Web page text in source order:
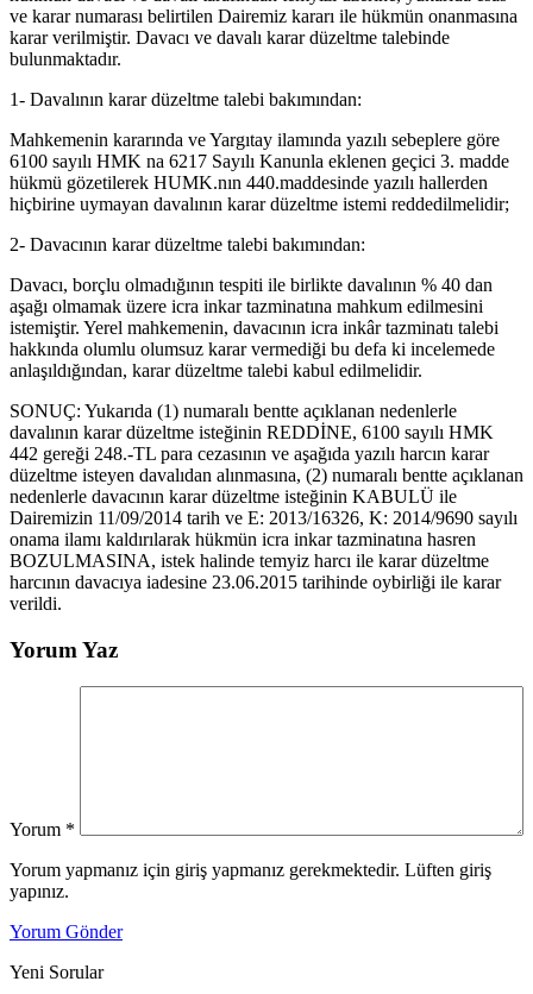
ve karar numarası belirtilen Dairemiz kararı ile hükmün onanmasına
karar verilmiştir. Davacı ve davalı karar düzeltme talebinde
bulunmaktadır.
1- Davalının karar düzeltme talebi bakımından:
Mahkemenin kararında ve Yargıtay ilamında yazılı sebeplere göre
6100 sayılı HMK na 6217 Sayılı Kanunla eklenen geçici 3. madde
hükmü gözetilerek HUMK.nın 440.maddesinde yazılı hallerden
hiçbirine uymayan davalının karar düzeltme istemi reddedilmelidir;
2- Davacının karar düzeltme talebi bakımından:
Davacı, borçlu olmadığının tespiti ile birlikte davalının % 40 dan
aşağı olmamak üzere icra inkar tazminatına mahkum edilmesini
istemiştir. Yerel mahkemenin, davacının icra inkâr tazminatı talebi
hakkında olumlu olumsuz karar vermediği bu defa ki incelemede
anlaşıldığından, karar düzeltme talebi kabul edilmelidir.
SONUÇ: Yukarıda (1) numaralı bentte açıklanan nedenlerle
davalının karar düzeltme isteğinin REDDİNE, 6100 sayılı HMK
442 gereği 248.-TL para cezasının ve aşağıda yazılı harcın karar
düzeltme isteyen davalıdan alınmasına, (2) numaralı bentte açıklanan
nedenlerle davacının karar düzeltme isteğinin KABULÜ ile
Dairemizin 11/09/2014 tarih ve E: 2013/16326, K: 2014/9690 sayılı
onama ilamı kaldırılarak hükmün icra inkar tazminatına hasren
BOZULMASINA, istek halinde temyiz harcı ile karar düzeltme
harcının davacıya iadesine 23.06.2015 tarihinde oybirliği ile karar
verildi.
Yorum Yaz
Yorum *
Yorum yapmanız için giriş yapmanız gerekmektedir. Lüften giriş
yapınız.
Yorum Gönder
Yeni Sorular